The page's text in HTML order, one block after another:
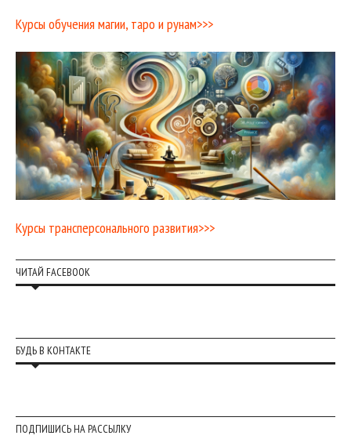
Курсы обучения магии, таро и рунам>>>
Курсы трансперсонального развития>>>
ЧИТАЙ FACEBOOK
БУДЬ В КОНТАКТЕ
ПОДПИШИСЬ НА РАССЫЛКУ